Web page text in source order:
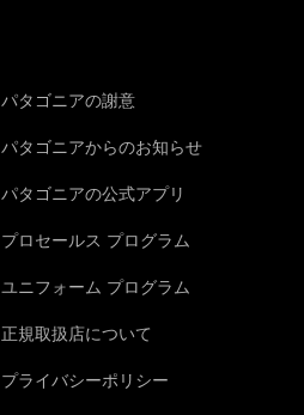
パタゴニアの謝意
パタゴニアからのお知らせ
パタゴニアの公式アプリ
プロセールス プログラム
ユニフォーム プログラム
正規取扱店について
プライバシーポリシー